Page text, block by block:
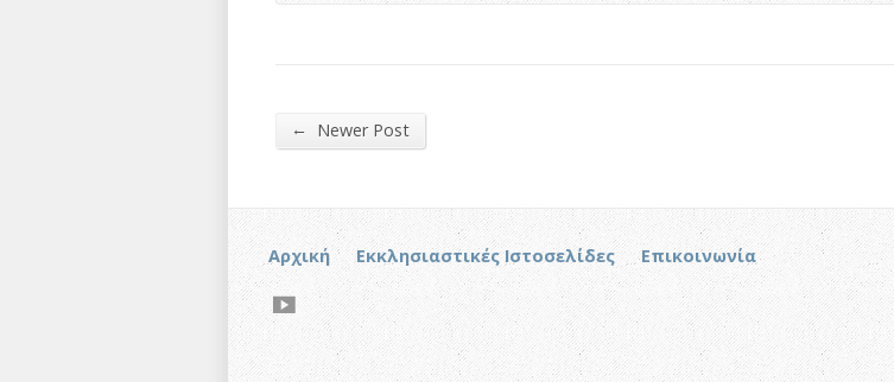
← Newer Post
Αρχική Εκκλησιαστικές Ιστοσελίδες Επικοινωνία